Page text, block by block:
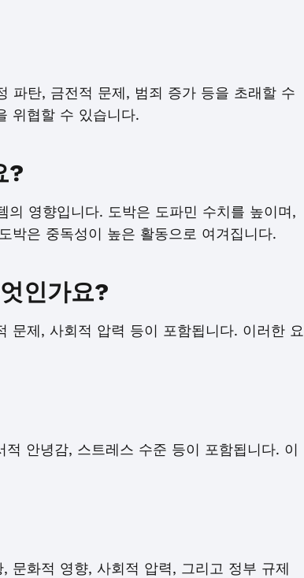
파탄, 금전적 문제, 범죄 증가 등을 초래할 수
위협할 수 있습니다.
?
영향입니다. 도박은 도파민 수치를 높이며,
박은 중독성이 높은 활동으로 여겨집니다.
인가요?
문제, 사회적 압력 등이 포함됩니다. 이러한 요
안녕감, 스트레스 수준 등이 포함됩니다. 이
문화적 영향, 사회적 압력, 그리고 정부 규제